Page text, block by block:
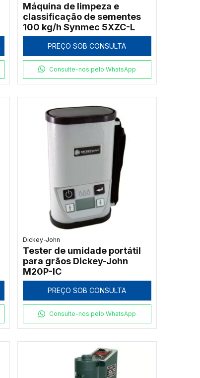
Máquina de limpeza e
classificação de sementes
100 kg/h Synmec 5XZC-L
PREÇO SOB CONSULTA
Consulte-nos pelo WhatsApp
Dickey-John
Tester de umidade portátil
para grãos Dickey-John
M20P-IC
PREÇO SOB CONSULTA
Consulte-nos pelo WhatsApp